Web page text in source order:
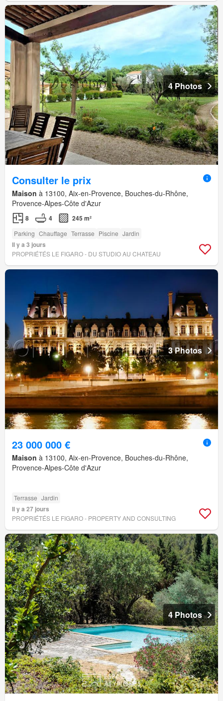
4 Photos
Consulter le prix
Maison à 13100, Aix-en-Provence, Bouches-du-Rhône,
Provence-Alpes-Côte d'Azur
8 4 245 m²
Parking Chauffage Terrasse Piscine Jardin
Il y a 3 jours
PROPRIÉTÉS LE FIGARO - DU STUDIO AU CHATEAU
3 Photos
23 000 000 €
Maison à 13100, Aix-en-Provence, Bouches-du-Rhône,
Provence-Alpes-Côte d'Azur
Terrasse Jardin
Il y a 27 jours
PROPRIÉTÉS LE FIGARO - PROPERTY AND CONSULTING
4 Photos